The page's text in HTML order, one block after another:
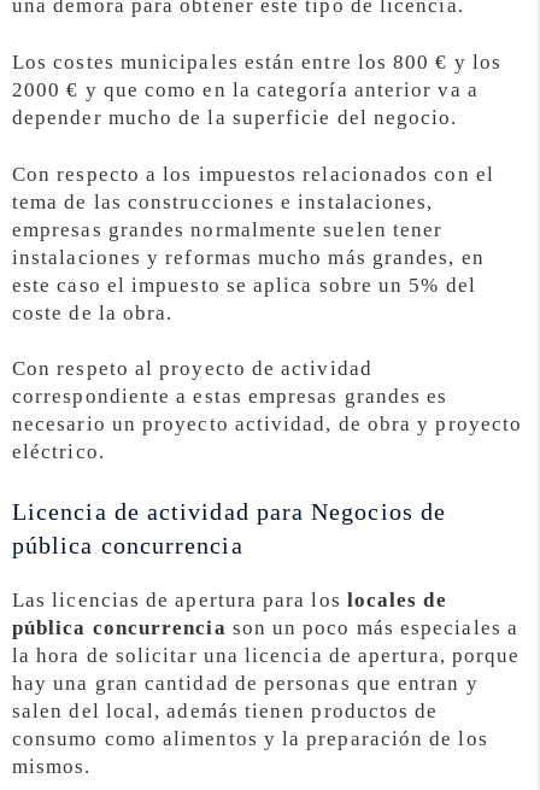
una demora para obtener este tipo de licencia.
Los costes municipales están entre los 800 € y los
2000 € y que como en la categoría anterior va a
depender mucho de la superficie del negocio.
Con respecto a los impuestos relacionados con el
tema de las construcciones e instalaciones,
empresas grandes normalmente suelen tener
instalaciones y reformas mucho más grandes, en
este caso el impuesto se aplica sobre un 5% del
coste de la obra.
Con respeto al proyecto de actividad
correspondiente a estas empresas grandes es
necesario un proyecto actividad, de obra y proyecto
eléctrico.
Licencia de actividad para Negocios de
pública concurrencia
Las licencias de apertura para los locales de
pública concurrencia son un poco más especiales a
la hora de solicitar una licencia de apertura, porque
hay una gran cantidad de personas que entran y
salen del local, además tienen productos de
consumo como alimentos y la preparación de los
mismos.